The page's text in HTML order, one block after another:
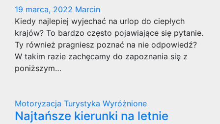
19 marca, 2022 Marcin
Kiedy najlepiej wyjechać na urlop do ciepłych
krajów? To bardzo często pojawiające się pytanie.
Ty również pragniesz poznać na nie odpowiedź?
W takim razie zachęcamy do zapoznania się z
poniższym…
Motoryzacja Turystyka Wyróżnione
Najtańsze kierunki na letnie